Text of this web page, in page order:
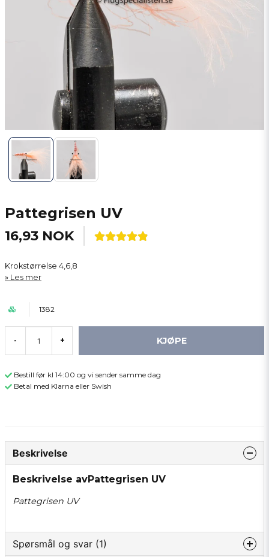
Pattegrisen UV
16,93 NOK
Krokstørrelse 4,6,8
Les mer
1382
- + KJØPE
Bestill før kl 14:00 og vi sender samme dag
Betal med Klarna eller Swish
Beskrivelse
Beskrivelse avPattegrisen UV
Pattegrisen UV
Spørsmål og svar (1)